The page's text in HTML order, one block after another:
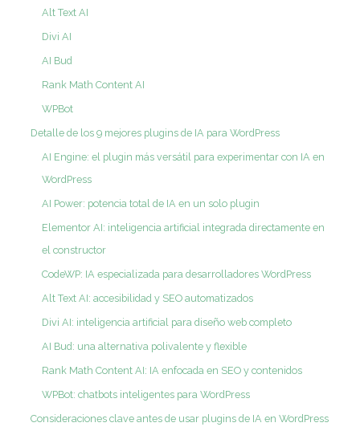
Alt Text AI
Divi AI
AI Bud
Rank Math Content AI
WPBot
Detalle de los 9 mejores plugins de IA para WordPress
AI Engine: el plugin más versátil para experimentar con IA en
WordPress
AI Power: potencia total de IA en un solo plugin
Elementor AI: inteligencia artificial integrada directamente en
el constructor
CodeWP: IA especializada para desarrolladores WordPress
Alt Text AI: accesibilidad y SEO automatizados
Divi AI: inteligencia artificial para diseño web completo
AI Bud: una alternativa polivalente y flexible
Rank Math Content AI: IA enfocada en SEO y contenidos
WPBot: chatbots inteligentes para WordPress
Consideraciones clave antes de usar plugins de IA en WordPress